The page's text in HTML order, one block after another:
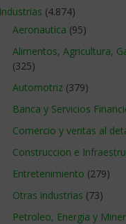
Industrias (4.874)
Aeronautica (95)
Alimentos, Agricultura,
(325)
Automotriz (379)
Banca y Servicios
Comercio y ventas al
Construccion e
Entretenimiento (279)
Otras industrias (73)
Petroleo, Energia y